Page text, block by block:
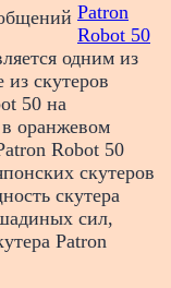
Patron
Robot 50
одним из
скутеров
50 на
оранжевом
Robot 50
скутеров
скутера
сил,
Patron